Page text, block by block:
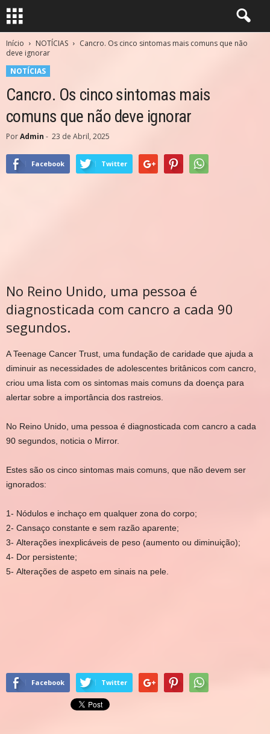
Início NOTÍCIAS
Cancro. Os cinco sintomas mais comuns que não
deve ignorar
NOTÍCIAS
Cancro. Os cinco sintomas mais
comuns que não deve ignorar
PorAdmin - 23 de Abril, 2025
Facebook Twitter
No Reino Unido, uma pessoa é
diagnosticada com cancro a cada 90
segundos.
A Teenage Cancer Trust, uma fundação de caridade que ajuda a
diminuir as necessidades de adolescentes britânicos com cancro,
criou uma lista com os sintomas mais comuns da doença para
alertar sobre a importância dos rastreios.
No Reino Unido, uma pessoa é diagnosticada com cancro a cada
90 segundos, noticia o Mirror.
Estes são os cinco sintomas mais comuns, que não devem ser
ignorados:
1- Nódulos e inchaço em qualquer zona do corpo;
2- Cansaço constante e sem razão aparente;
3- Alterações inexplicáveis de peso (aumento ou diminuição);
4- Dor persistente;
5- Alterações de aspeto em sinais na pele.
Facebook Twitter